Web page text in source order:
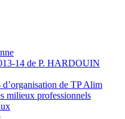
14 de P. HARDOUIN
d’organisation de TP Alim
milieux professionnels